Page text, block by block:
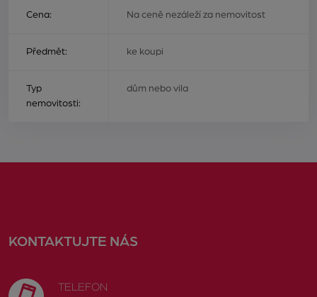
Cena: Na ceně nezáleží za nemovitost
Předmět: ke koupi
Typ
nemovitosti:
dům nebo vila
KONTAKTUJTE NÁS
TELEFON